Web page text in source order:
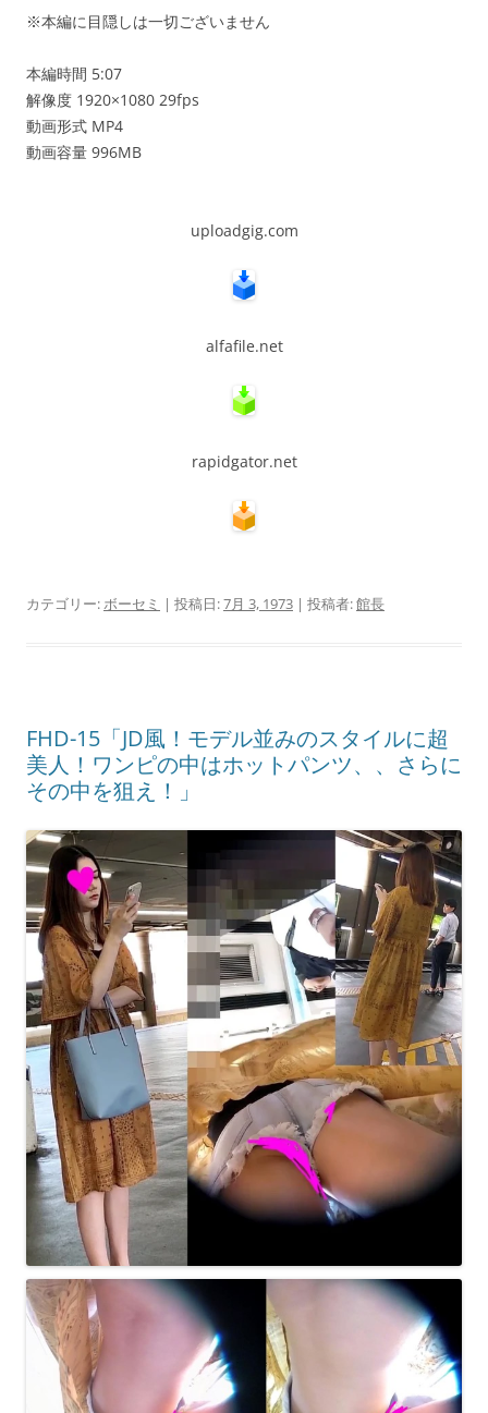
※本編に目隠しは一切ございません
本編時間 5:07
解像度 1920×1080 29fps
動画形式 MP4
動画容量 996MB
uploadgig.com
alfafile.net
rapidgator.net
カテゴリー:ボーセミ | 投稿日:7月 3, 1973 | 投稿者:館長
FHD-15「JD風！モデル並みのスタイルに超
美人！ワンピの中はホットパンツ、、さらに
その中を狙え！」